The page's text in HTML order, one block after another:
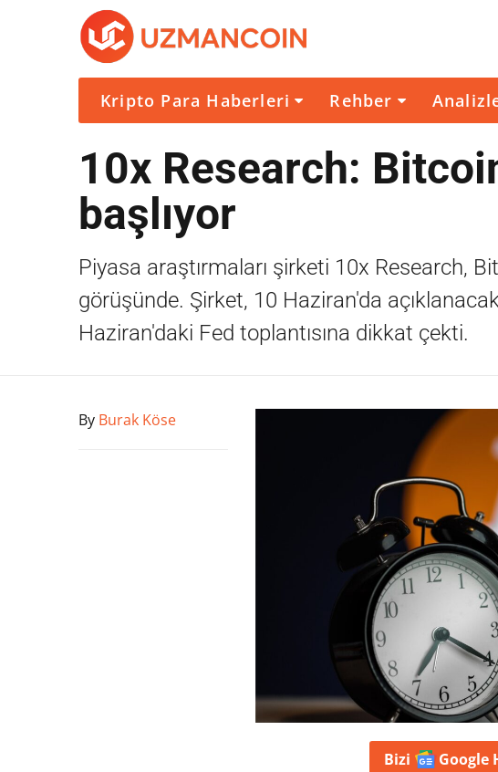
Kripto Para Haberleri Rehber
10x Research:
başlıyor
Piyasa araştırmaları şirketi 10x Research,
görüşünde. Şirket, 10 Haziran'da
Haziran'daki Fed toplantısına dikkat çekti.
By Burak Köse
Bizi Google